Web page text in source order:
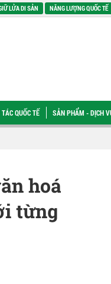
LỬA DI SẢN NĂNG LƯỢNG QUỐC TẾ
QUỐC TẾ SẢN PHẨM - DỊCH
năm 2026 ĐBQH
hoá
từng